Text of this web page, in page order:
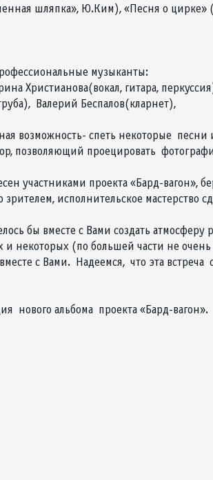
шляпка», Ю.Ким), «Песня о цирке»
музыканты:
Ирина Христианова(вокал, гитара,
труба), Валерий
возможность- спеть некоторые
позволяющий проецировать
участниками проекта «Бард-вагон»,
исполнительское мастерство
бы вместе с Вами создать
и некоторых (по большей части не
с Вами. Надеемся, что эта встреча
нового альбома проекта «Бард-вагон».